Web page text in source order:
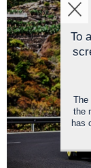
a
To
The
the
has